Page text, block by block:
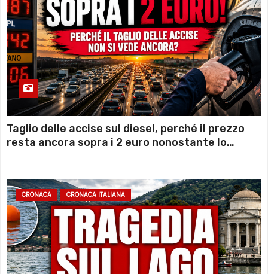
Taglio delle accise sul diesel, perché il prezzo
resta ancora sopra i 2 euro nonostante lo
CRONACA CRONACA ITALIANA